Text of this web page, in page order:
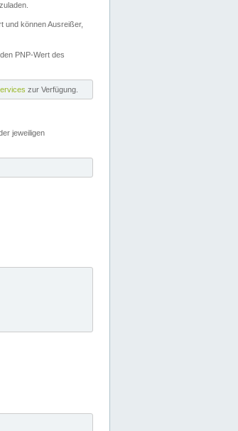
und können Ausreißer,
PNP-Wert des
zur Verfügung.
jeweiligen